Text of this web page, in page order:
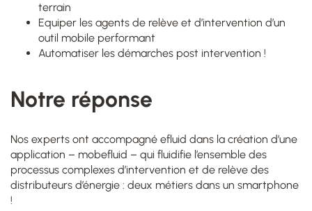
terrain
Equiper les agents de relève et d’intervention d’un
outil mobile performant
Automatiser les démarches post intervention !
Notre réponse
Nos experts ont accompagné efluid dans la création d’une
application – mobefluid – qui fluidifie l’ensemble des
processus complexes d’intervention et de relève des
distributeurs d’énergie : deux métiers dans un smartphone
!